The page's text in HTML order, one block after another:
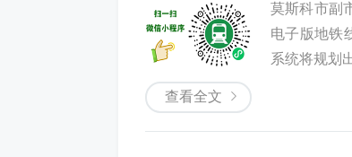
莫斯科市副
电子版地铁
系统将规划
查看全文